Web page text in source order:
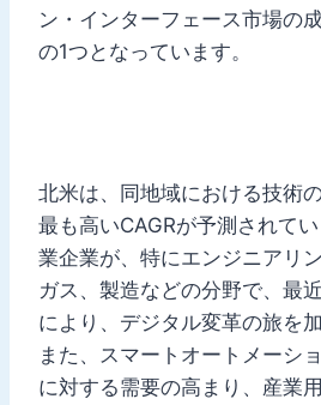
ン・インターフェース市場の
の1つとなっています。
北米は、同地域における技術
最も高いCAGRが予測されて
業企業が、特にエンジニアリ
ガス、製造などの分野で、最
により、デジタル変革の旅を
また、スマートオートメーシ
に対する需要の高まり、産業